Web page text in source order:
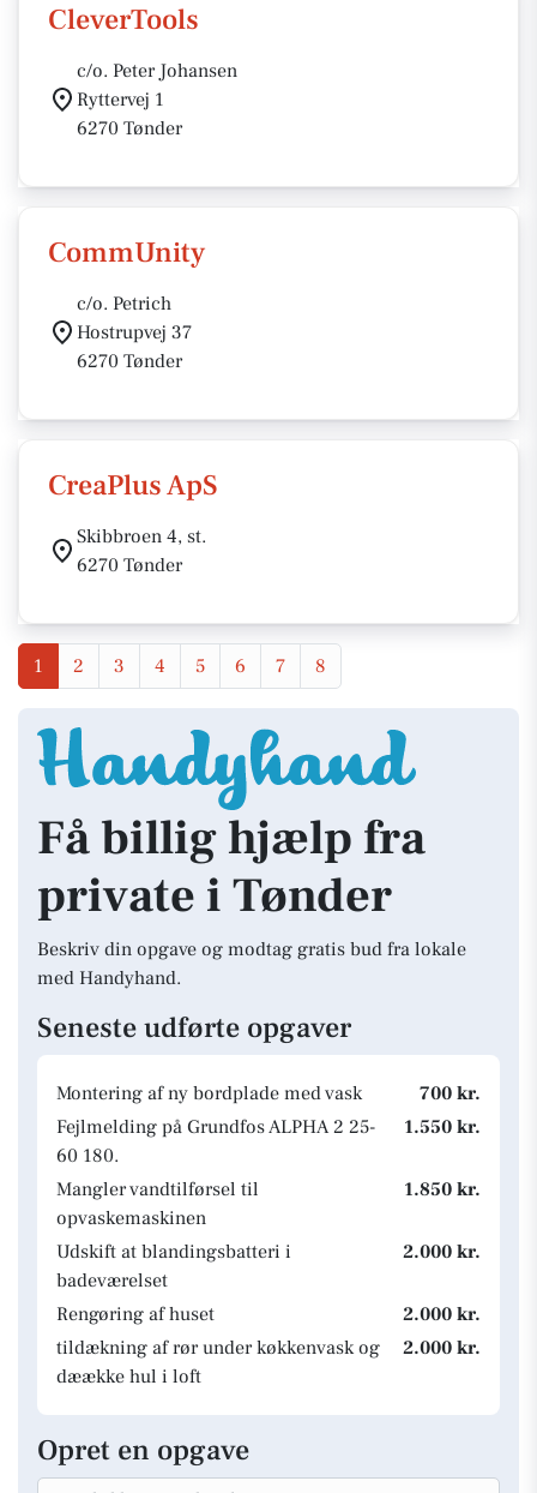
CleverTools
c/o. Peter Johansen
Ryttervej 1
6270 Tønder
CommUnity
c/o. Petrich
Hostrupvej 37
6270 Tønder
CreaPlus ApS
Skibbroen 4, st.
6270 Tønder
1 2 3 4 5 6 7 8
Få billig hjælp fra
private i Tønder
Beskriv din opgave og modtag gratis bud fra lokale
med Handyhand.
Seneste udførte opgaver
Montering af ny bordplade med vask
700 kr.
Fejlmelding på Grundfos ALPHA 2 25-
60 180.
1.550 kr.
Mangler vandtilførsel til
opvaskemaskinen
1.850 kr.
Udskift at blandingsbatteri i
badeværelset
2.000 kr.
Rengøring af huset
2.000 kr.
tildækning af rør under køkkenvask og
dæække hul i loft
2.000 kr.
Opret en opgave